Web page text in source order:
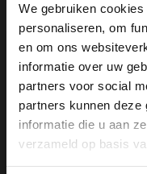
We gebruiken
personaliseren, om
en om ons
informatie over uw
partners voor social
partners kunnen deze
informatie die u aan
verzameld op basis
View this
It looks like your
you like to switch